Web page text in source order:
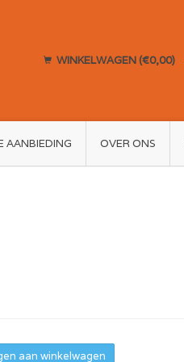
WINKELWAGEN (€0,00)
AANBIEDING OVER ONS
aan winkelwagen